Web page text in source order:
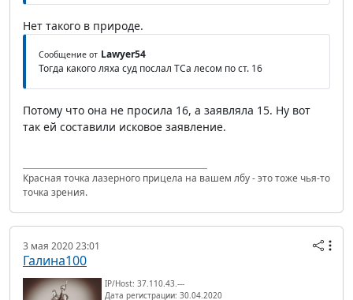
Нет такого в природе.
Сообщение от Lawyer54
Тогда какого ляха суд послал ТСа лесом по ст. 16
Потому что она не просила 16, а заявляла 15. Ну вот
так ей составили исковое заявление.
Красная точка лазерного прицела на вашем лбу - это тоже чья-то
точка зрения.
3 мая 2020 23:01
Галина100
IP/Host: 37.110.43.---
Дата регистрации: 30.04.2020